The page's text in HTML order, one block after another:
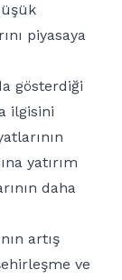
piyasaya
gösterdiği
ilgisini
yatırım
daha
artış
ve